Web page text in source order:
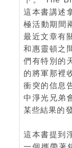
這本書講述
極活動期間
最近文章有
和惠靈頓之
們有特別的
的將軍那裡
衝突的信息
中淨光兄弟
某些結果的
這本書提到